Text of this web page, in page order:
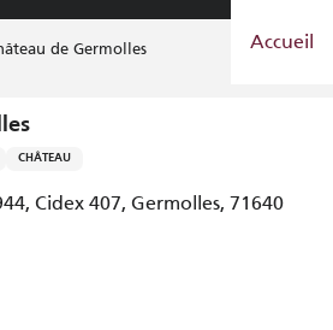
Accueil
de Germolles
CHÂTEAU
Cidex 407, Germolles, 71640
favoris